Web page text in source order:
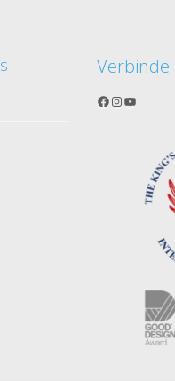
Verbinde
Facebook